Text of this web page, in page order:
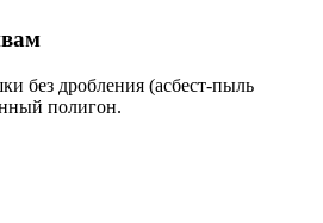
без дробления (асбест-пыль
полигон.